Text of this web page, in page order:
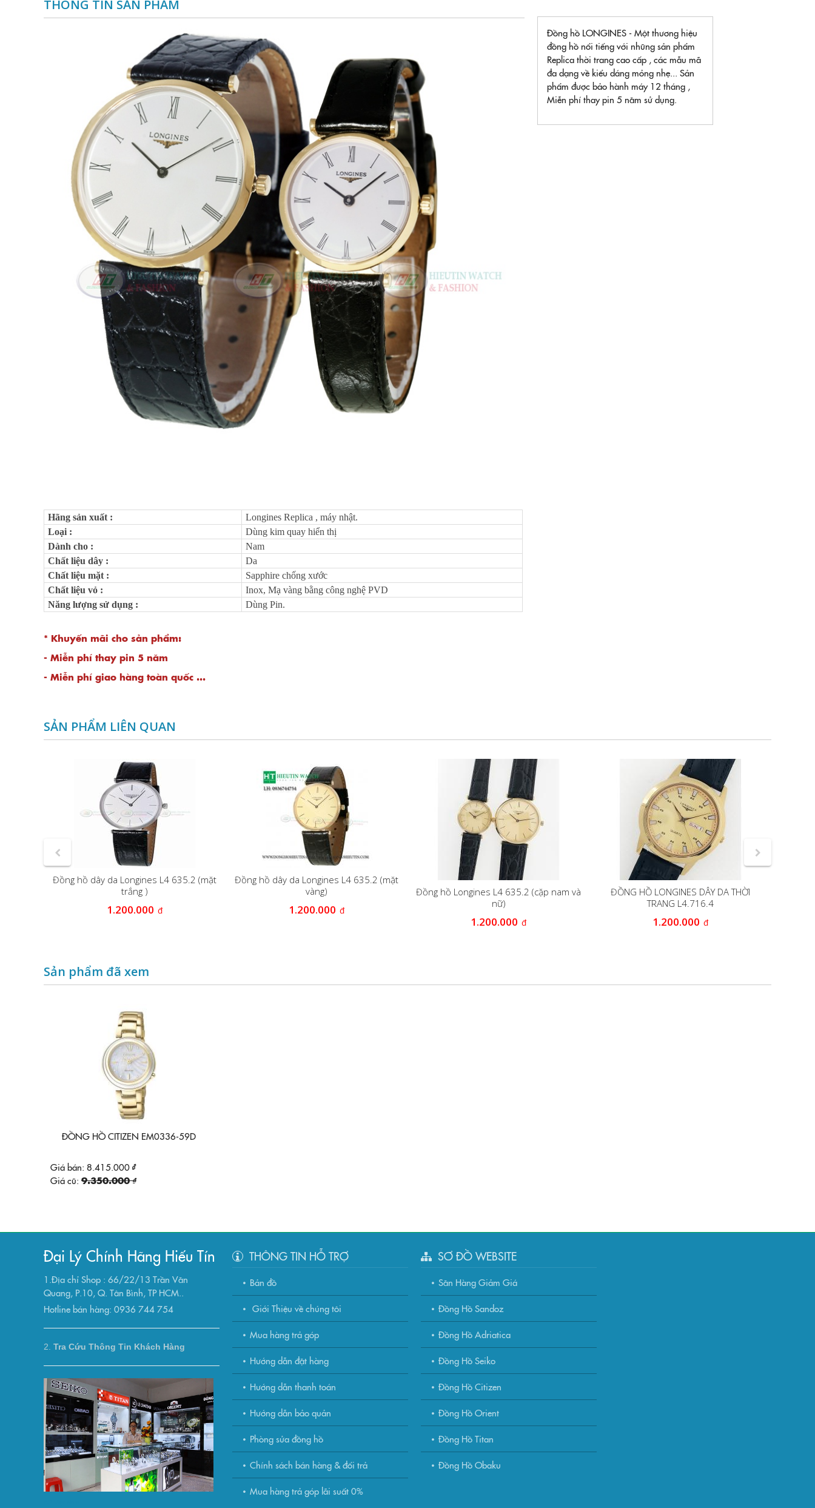
THÔNG TIN SẢN PHẨM
Hãng sản xuất :
Longines Replica , máy nhật.
Loại :
Dùng kim quay hiển thị
Dành cho :
Nam
Chất liệu dây :
Da
Chất liệu mặt :
Sapphire chống xước
Chất liệu vỏ :
Inox, Mạ vàng bằng công nghệ PVD
Năng lượng sử dụng : Dùng Pin.
* Khuyến mãi cho sản phẩm:
- Miễn phí thay pin 5 năm
- Miễn phí giao hàng toàn quốc ...
Đồng hồ LONGINES - Một thương hiệu
đồng hồ nổi tiếng với những sản phẩm
Replica thời trang cao cấp , các mẫu mã
đa dạng về kiểu dáng mỏng nhẹ... Sản
phẩm được bảo hành máy 12 tháng ,
Miễn phí thay pin 5 năm sử dụng.
SẢN PHẨM LIÊN QUAN
Đồng hồ dây da Longines L4 635.2 (mặt
trắng )
1.200.000 đ
Đồng hồ dây da Longines L4 635.2 (mặt
vàng)
1.200.000 đ
Đồng hồ Longines L4 635.2 (cặp nam và
nữ)
1.200.000 đ
ĐỒNG HỒ LONGINES DÂY DA THỜI
TRANG L4.716.4
1.200.000 đ
Sản phẩm đã xem
ĐỒNG HỒ CITIZEN EM0336-59D
Giá bán: 8.415.000 ₫
Giá cũ: 9.350.000 ₫
Đại Lý Chính Hãng Hiếu Tín
1.Địa chỉ Shop : 66/22/13 Trần Văn
Quang, P.10, Q. Tân Bình, TP HCM..
Hotline bán hàng: 0936 744 754
2. Tra Cứu Thông Tin Khách Hàng
THÔNG TIN HỖ TRỢ
Bản đồ
Giới Thiệu về chúng tôi
Mua hàng trả góp
Hướng dẫn đặt hàng
Hướng dẫn thanh toán
Hướng dẫn bảo quản
Phòng sửa đồng hồ
Chính sách bán hàng & đổi trả
Mua hàng trả góp lãi suất 0%
SƠ ĐỒ WEBSITE
Săn Hàng Giảm Giá
Đồng Hồ Sandoz
Đồng Hồ Adriatica
Đồng Hồ Seiko
Đồng Hồ Citizen
Đồng Hồ Orient
Đồng Hồ Titan
Đồng Hồ Obaku